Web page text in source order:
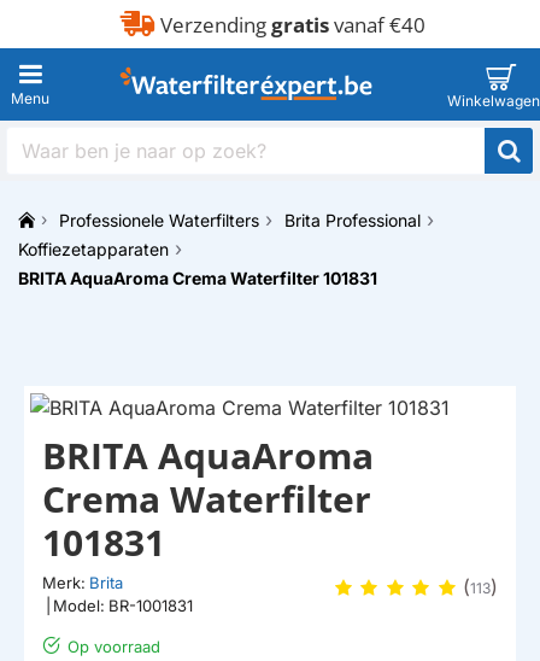
Verzendinggratisvanaf €40
Waar
naar
op
zoek?
h
m
Professionele Waterfilters
Brita Professional
Koffiezetapparaten
BRITA AquaAroma Crema Waterfilter 101831
Op voorraad
BRITA AquaAroma
Crema Waterfilter
101831
Merk: Brita
Model: BR-1001831
(113)